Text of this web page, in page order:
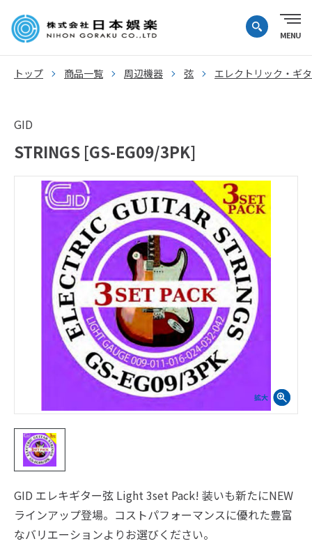
トップ 商品一覧 周辺機器 弦 エレクトリック・ギ
GID
STRINGS [GS-EG09/3PK]
GID エレキギター弦 Light 3set Pack! 装いも新たにNEW
ラインアップ登場。コストパフォーマンスに優れた豊富
なバリエーションよりお選びください。